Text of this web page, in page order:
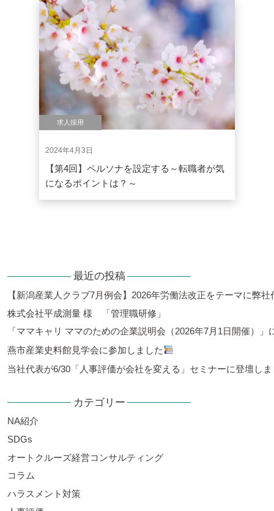
求人採用
2024年4月3日
【第4回】ペルソナを設定する～転職者が気
になるポイントは？～
最近の投稿
【新潟産業人クラブ7月例会】2026年労働法改正をテーマに弊
株式会社平成測量 様 「管理職研修」
「ママキャリ ママのための企業説明会（2026年7月1日開催）」
燕市産業史料館見学会に参加しました
当社代表が6/30「人事評価が会社を変える」セミナーに登壇し
カテゴリー
NA紹介
SDGs
オートクルーズ経営コンサルティング
コラム
ハラスメント対策